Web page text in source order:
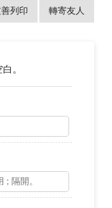
列印 轉寄友人
。